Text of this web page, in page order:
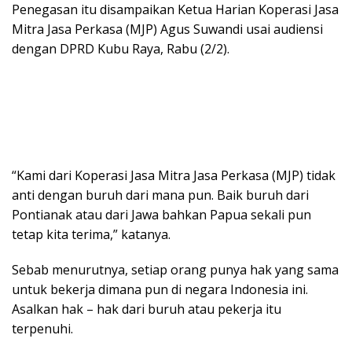
Penegasan itu disampaikan Ketua Harian Koperasi Jasa
Mitra Jasa Perkasa (MJP) Agus Suwandi usai audiensi
dengan DPRD Kubu Raya, Rabu (2/2).
“Kami dari Koperasi Jasa Mitra Jasa Perkasa (MJP) tidak
anti dengan buruh dari mana pun. Baik buruh dari
Pontianak atau dari Jawa bahkan Papua sekali pun
tetap kita terima,” katanya.
Sebab menurutnya, setiap orang punya hak yang sama
untuk bekerja dimana pun di negara Indonesia ini.
Asalkan hak – hak dari buruh atau pekerja itu
terpenuhi.